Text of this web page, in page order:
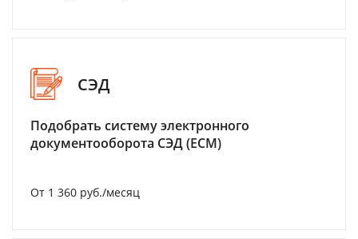
СЭД
Подобрать систему электронного
документооборота СЭД (ECM)
От 1 360 руб./месяц